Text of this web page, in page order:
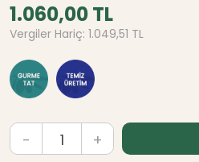
1.060,00 TL
Vergiler Hariç: 1.049,51 TL
- +